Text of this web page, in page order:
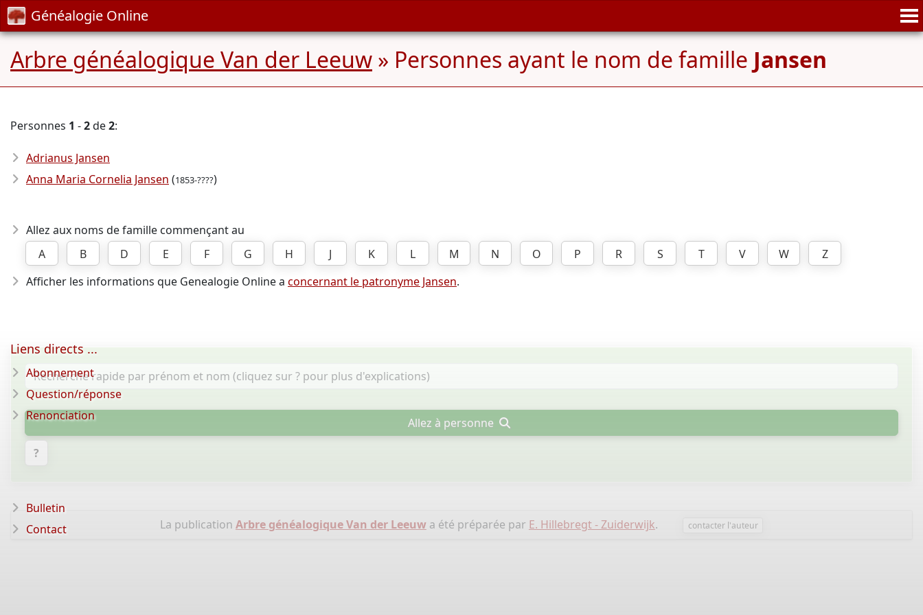
Généalogie Online
Arbre généalogique Van der Leeuw » Personnes ayant le nom de famille Jansen
Personnes 1 -2de2:
Adrianus Jansen
Anna Maria Cornelia Jansen (1853-????)
Allez aux noms de famille commençant au
A
B D E F G H J K L M N O P R S T V W
Z
Afficher les informations que Genealogie Online a concernant le patronyme Jansen.
Allez à personne
?
La publication Arbre généalogique Van der Leeuwa été préparée par E. Hillebregt - Zuiderwijk. contacter l'auteur
Liens directs ...
Abonnement
Question/réponse
Renonciation
Bulletin
Contact